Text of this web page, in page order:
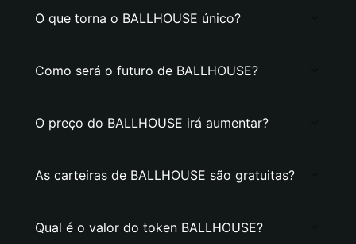
O que torna o BALLHOUSE único?
Como será o futuro de BALLHOUSE?
O preço do BALLHOUSE irá aumentar?
As carteiras de BALLHOUSE são gratuitas?
Qual é o valor do token BALLHOUSE?